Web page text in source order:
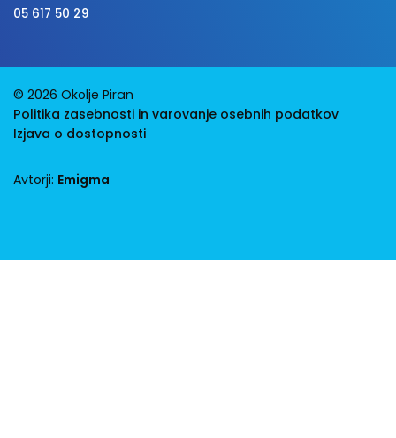
05 617 50 29
© 2026 Okolje Piran
Politika zasebnosti in varovanje osebnih podatkov
Izjava o dostopnosti
Avtorji: Emigma